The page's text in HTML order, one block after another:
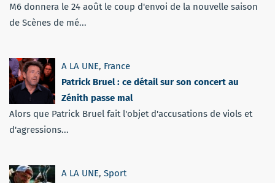
M6 donnera le 24 août le coup d'envoi de la nouvelle saison
de Scènes de mé...
A LA UNE, France
Patrick Bruel : ce détail sur son concert au
Zénith passe mal
Alors que Patrick Bruel fait l'objet d'accusations de viols et
d'agressions...
A LA UNE, Sport